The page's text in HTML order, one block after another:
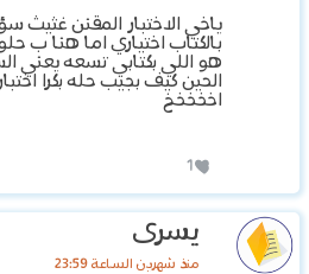
بالكتاب اختياري اما هنا ب
هو اللي بكتابي تسعه يعني
الحين كيف بجيب حله بكرا
اخخخخخ
1
يسرى
منذ شهرين الساعة 23:59